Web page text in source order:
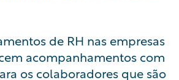
de RH nas empresas
acompanhamentos com
os colaboradores que são